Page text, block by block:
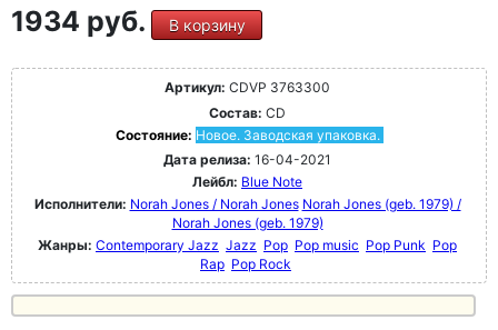
1934 руб. В корзину
Артикул: CDVP 3763300
Состав: CD
Состояние: Новое. Заводская упаковка.
Дата релиза: 16-04-2021
Лейбл: Blue Note
Исполнители: Norah Jones / Norah Jones Norah Jones (geb. 1979) /
Norah Jones (geb. 1979)
Жанры: Contemporary Jazz Jazz Pop Pop music Pop Punk Pop
Rap Pop Rock